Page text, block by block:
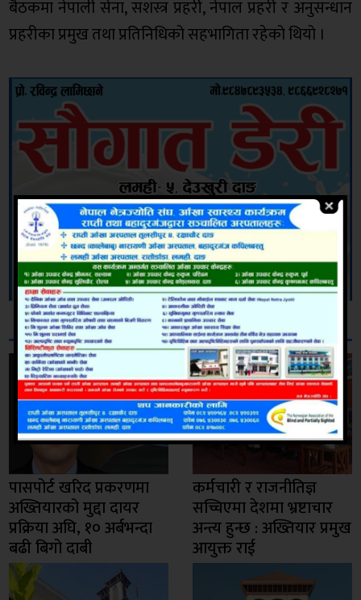
बैठकमा नेपाली सेना, सशस्त्र प्रहरी, नेपाल प्रहरी र अनुसन्धान
प्रहरीका प्रमुख तथा प्रतिनिधिको सहभागिता रहेको थियो ।
सम्बन्धित
पासपोर्ट खरिद प्रकरणमा
अख्तियारको मुद्दा दायर
प्रक्रिया अघि, १० अर्बभन्दा
बढी बिगो दाबी
कर्मचारी र राजनीतिज्ञ
सच्चिएमा देशमा भ्रष्टाचार
अन्त्य हुन्छ : अख्तियार प्रमुख
आयुक्त राई